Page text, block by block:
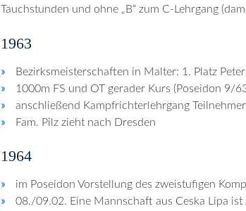
Tauchstunden und ohne „B“ zum C-Lehrgang
1963
Bezirksmeisterschaften in Malter: 1. Platz
1000m FS und OT gerader Kurs (Poseidon 9/
anschließend Kampfrichterlehrgang
Fam. Pilz zieht nach Dresden
1964
im Poseidon Vorstellung des zweistufigen
08./09.02. Eine Mannschaft aus Ceska Lipa